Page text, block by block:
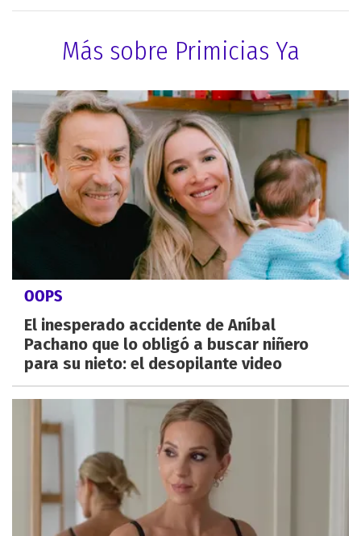
Más sobre Primicias Ya
OOPS
El inesperado accidente de Aníbal
Pachano que lo obligó a buscar niñero
para su nieto: el desopilante video